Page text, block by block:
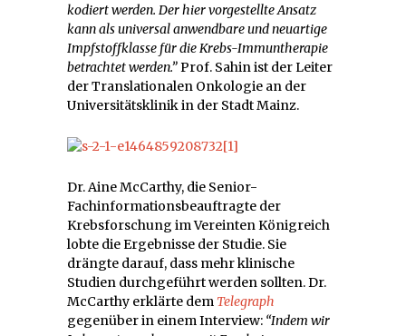
kodiert werden. Der hier vorgestellte Ansatz
kann als universal anwendbare und neuartige
Impfstoffklasse für die Krebs-Immuntherapie
betrachtet werden.”Prof. Sahin ist der Leiter
der Translationalen Onkologie an der
Universitätsklinik in der Stadt Mainz.
Dr. Aine McCarthy, die Senior-
Fachinformationsbeauftragte der
Krebsforschung im Vereinten Königreich
lobte die Ergebnisse der Studie. Sie
drängte darauf, dass mehr klinische
Studien durchgeführt werden sollten. Dr.
McCarthy erklärte dem Telegraph
gegenüber in einem Interview: “Indem wir